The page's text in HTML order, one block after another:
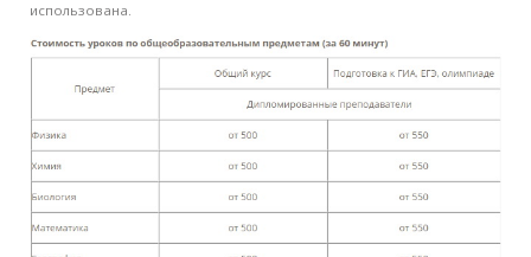
использована.